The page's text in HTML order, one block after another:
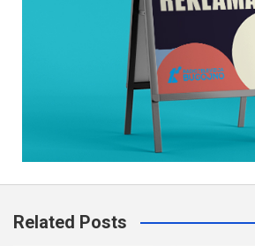
Related Posts